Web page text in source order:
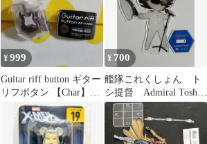
¥999
Guitar riff button ギター
リフボタン 【Char】ブ
ラック
¥ 700
艦隊これくしょん ト
シ提督 Admiral Toshil
アクリルスタンド